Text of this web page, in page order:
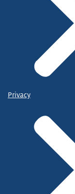
Privacy